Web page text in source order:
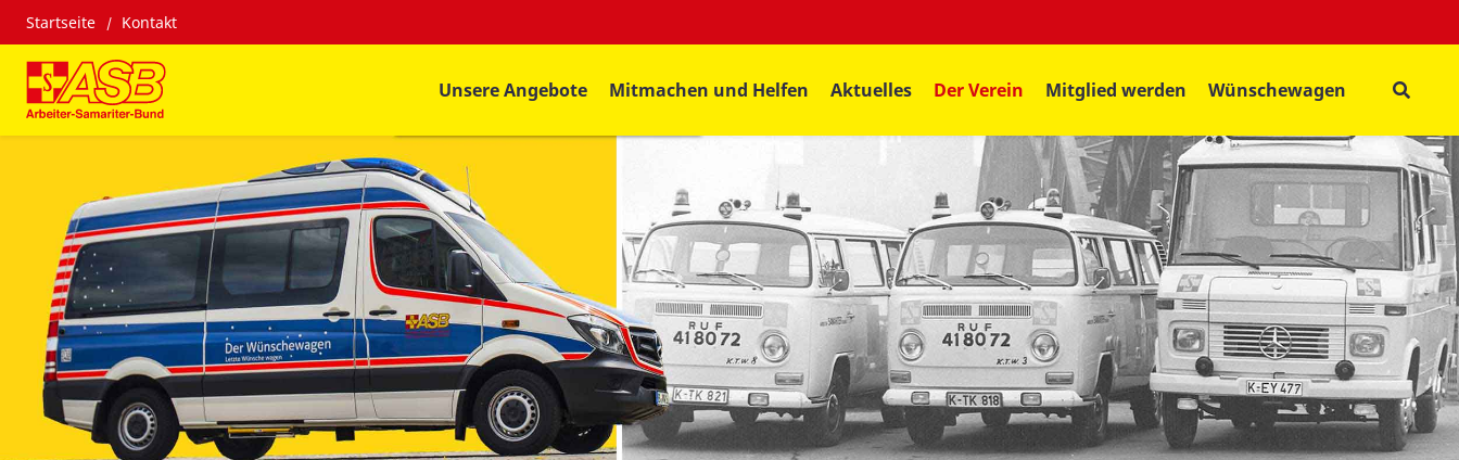
Startseite Kontakt
Unsere Angebote Mitmachen und Helfen Aktuelles Der Verein Mitglied werden Wünschewagen